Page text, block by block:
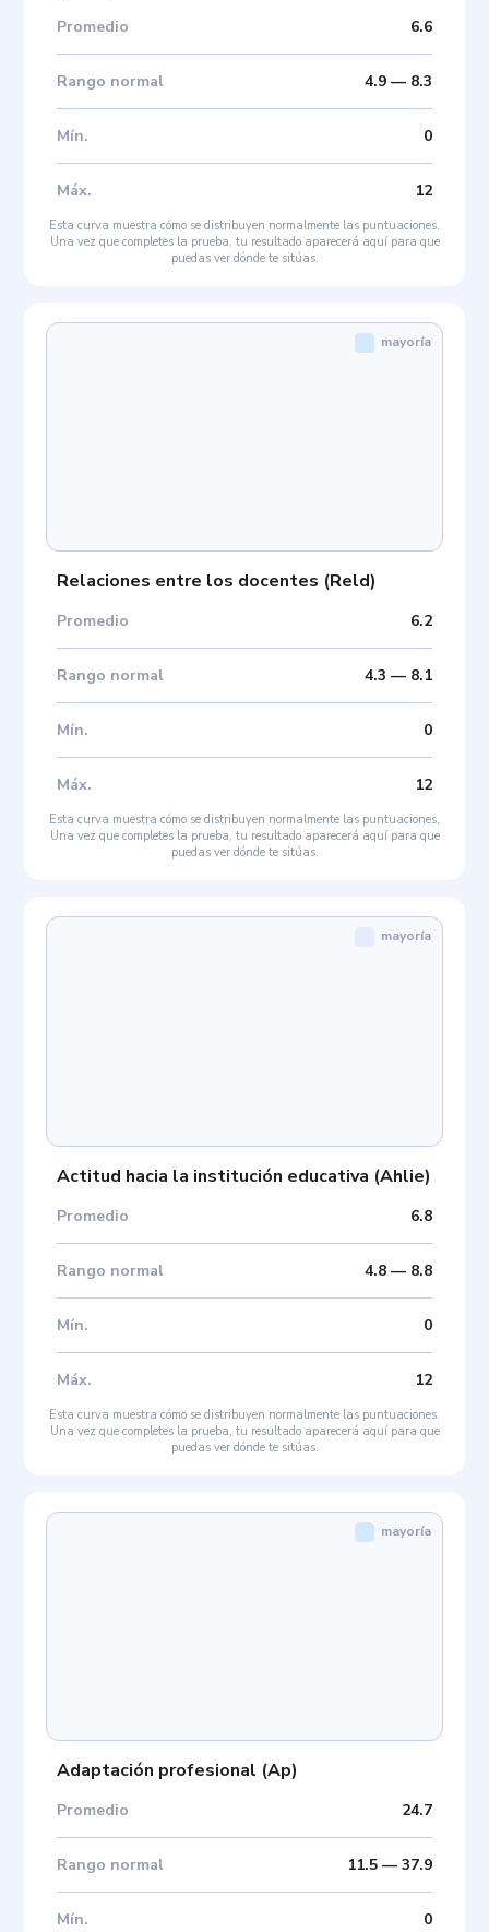
Promedio 6.6
Rango normal 4.9— 8.3
Mín. 0
Máx. 12
Esta curva muestra cómo se distribuyen normalmente las puntuaciones.
Una vez que completes la prueba, tu resultado aparecerá aquí para que
puedas ver dónde te sitúas.
Relaciones entre los docentes (Reld)
Promedio 6.2
Rango normal 4.3 — 8.1
Mín. 0
Máx. 12
mayoría
Esta curva muestra cómo se distribuyen normalmente las puntuaciones.
Una vez que completes la prueba, tu resultado aparecerá aquí para que
puedas ver dónde te sitúas.
Actitud hacia la institución educativa (Ahlie)
Promedio 6.8
Rango normal 4.8— 8.8
Mín. 0
Máx. 12
mayoría
Esta curva muestra cómo se distribuyen normalmente las puntuaciones.
Una vez que completes la prueba, tu resultado aparecerá aquí para que
puedas ver dónde te sitúas.
Adaptación profesional (Ap)
Promedio 24.7
Rango normal 11.5— 37.9
Mín. 0
mayoría